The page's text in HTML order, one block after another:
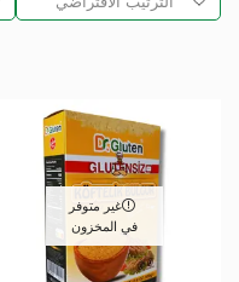
غير متوفر
في المخزون